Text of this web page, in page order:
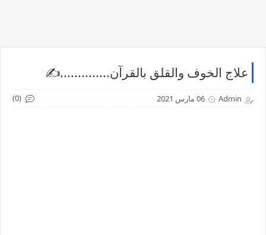
علاج الخوف والقلق بالقرآن..............✍️
Admin 06 مارس 2021 (0)